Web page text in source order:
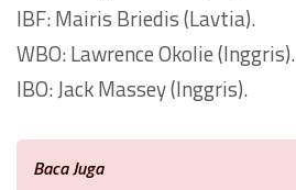
IBF: Mairis Briedis (Lavtia).
WBO: Lawrence Okolie (Inggris).
IBO: Jack Massey (Inggris).
Baca Juga